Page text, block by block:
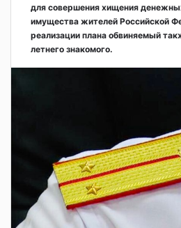
для совершения хищения
имущества жителей Российской
реализации плана обвиняемый
летнего знакомого.